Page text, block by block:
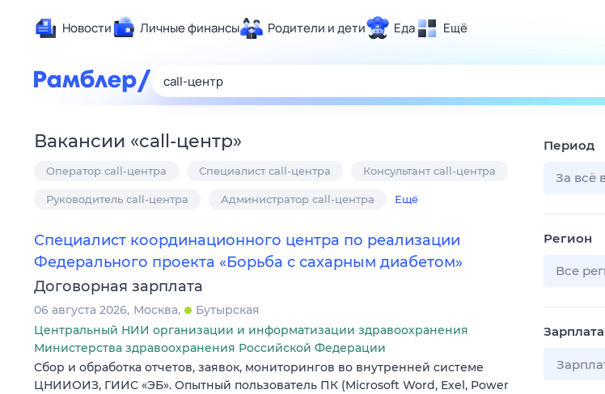
Новости Личные финансы Родители и дети Еда Ещё
Развлечения и отдых
Карьера
Авто
Жизненные ситуации
Сберегаем вместе
Поиск
ТВ-программа
Вакансии «call-центр»
Оператор call-центра Специалист call-центра Консультант call-центра
Руководитель call-центра Администратор call-центра Ещё
Специалист координационного центра по реализации
Федерального проекта «Борьба с сахарным диабетом»
Договорная зарплата
06 августа 2026 Москва
Бутырская
Центральный НИИ организации и информатизации здравоохранения
Министерства здравоохранения Российской Федерации
Сбор и обработка отчетов, заявок, мониторингов во внутренней системе
ЦНИИОИЗ, ГИИС «ЭБ». Опытный пользователь ПК (Microsoft Word, Exel, Power
Период
За всё
Регион
Все